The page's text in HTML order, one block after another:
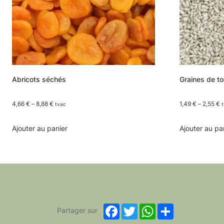
Abricots séchés
4,66 € – 8,88 € tvac
Ajouter au panier
multiple
Graines de
1,49 € – 2,55 €
Ajouter au
Partager sur Facebook
TwitterWhatsApp